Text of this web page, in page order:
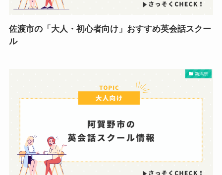
佐渡市の「大人・初心者向け」おすすめ英会話スクー
ル
新潟県